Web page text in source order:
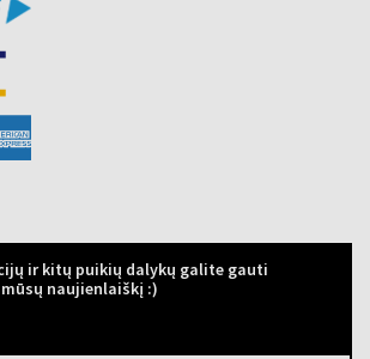
ir kitų puikių dalykų galite gauti
naujienlaiškį :)